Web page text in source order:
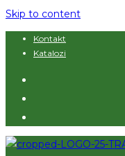
Skip to content
Kontakt
Katalozi